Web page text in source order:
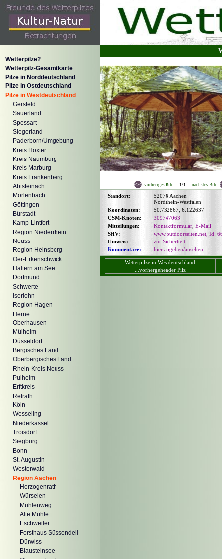
Wetterpilze?
Wetterpilz-Gesamtkarte
Pilze in Norddeutschland
Pilze in Ostdeutschland
Pilze in Westdeutschland
Gersfeld
Sauerland
Spessart
Siegerland
Paderborn/Umgebung
Kreis Höxter
Kreis Naumburg
Kreis Marburg
Kreis Frankenberg
Abtsteinach
Mörlenbach
Göttingen
Bürstadt
Kamp-Lintfort
Region Niederrhein
Neuss
Region Heinsberg
Oer-Erkenschwick
Haltern am See
Dortmund
Schwerte
Iserlohn
Region Hagen
Herne
Oberhausen
Mülheim
Düsseldorf
Bergisches Land
Oberbergisches Land
Rhein-Kreis Neuss
Pulheim
Erftkreis
Refrath
Köln
Wesseling
Niederkassel
Troisdorf
Siegburg
Bonn
St. Augustin
Westerwald
Region Aachen
Herzogenrath
Würselen
Mühlenweg
Alte Mühle
Eschweiler
Forsthaus Süssendell
Dürwiss
Blausteinsee
vorheriges Bild 1/1 nächstes Bild
Standort:
52076 Aachen
Nordrhein-Westfalen
Koordinaten:
50.732867, 6.122637
OSM-Knoten:
309747063
Mitteilungen:
Kontaktformular E-Mail
SHV:
www.outdoorseiten.net, Id:
Hinweis:
zur Sicherheit
Kommentare:
hier abgeben/ansehen
Wetterpilze in Westdeutschland
...vorhergehender Pilz